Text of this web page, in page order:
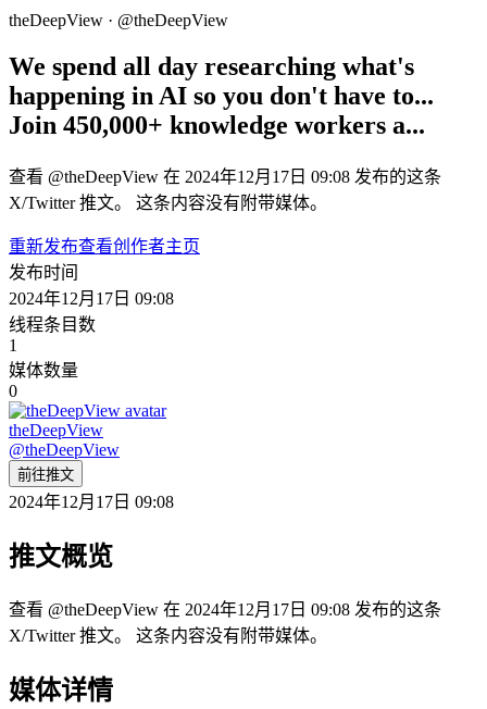
theDeepView · @theDeepView
We spend all day researching what's
happening in AI so you don't have to...
Join 450,000+ knowledge workers a...
查看 @theDeepView 在 2024年12月17日 09:08 发布的这条
X/Twitter 推文。 这条内容没有附带媒体。
重新发布查看创作者主页
发布时间
2024年12月17日 09:08
线程条目数
1
媒体数量
0
theDeepView
@theDeepView
前往推文
2024年12月17日 09:08
推文概览
查看 @theDeepView 在 2024年12月17日 09:08 发布的这条
X/Twitter 推文。 这条内容没有附带媒体。
媒体详情